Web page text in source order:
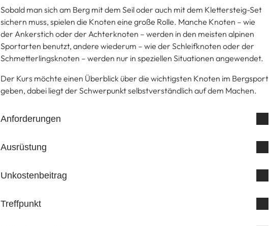
Sobald man sich am Berg mit dem Seil oder auch mit dem Klettersteig-Set
sichern muss, spielen die Knoten eine große Rolle. Manche Knoten – wie
der Ankerstich oder der Achterknoten – werden in den meisten alpinen
Sportarten benutzt, andere wiederum – wie der Schleifknoten oder der
Schmetterlingsknoten – werden nur in speziellen Situationen angewendet.
Der Kurs möchte einen Überblick über die wichtigsten Knoten im Bergsport
geben, dabei liegt der Schwerpunkt selbstverständlich auf dem Machen.
Anforderungen
Ausrüstung
Unkostenbeitrag
Treffpunkt